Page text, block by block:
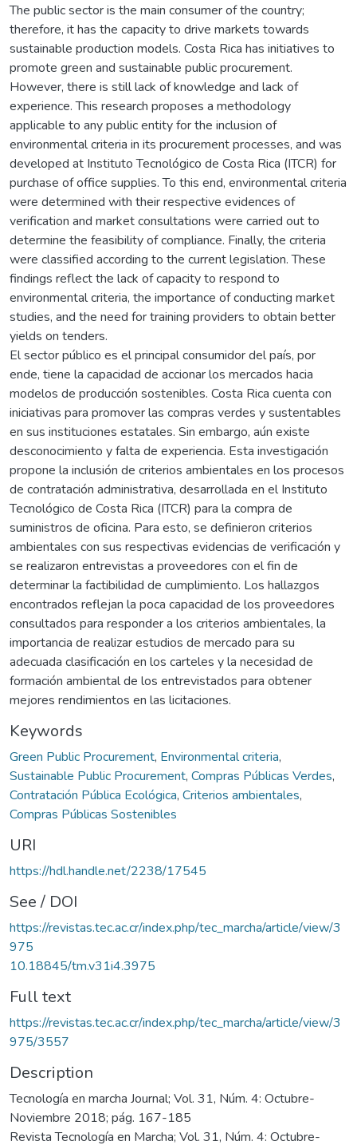
The public sector is the main consumer of the country;
therefore, it has the capacity to drive markets towards
sustainable production models. Costa Rica has initiatives to
promote green and sustainable public procurement.
However, there is still lack of knowledge and lack of
experience. This research proposes a methodology
applicable to any public entity for the inclusion of
environmental criteria in its procurement processes, and was
developed at Instituto Tecnológico de Costa Rica (ITCR) for
purchase of office supplies. To this end, environmental criteria
were determined with their respective evidences of
verification and market consultations were carried out to
determine the feasibility of compliance. Finally, the criteria
were classified according to the current legislation. These
findings reflect the lack of capacity to respond to
environmental criteria, the importance of conducting market
studies, and the need for training providers to obtain better
yields on tenders.
El sector público es el principal consumidor del país, por
ende, tiene la capacidad de accionar los mercados hacia
modelos de producción sostenibles. Costa Rica cuenta con
iniciativas para promover las compras verdes y sustentables
en sus instituciones estatales. Sin embargo, aún existe
desconocimiento y falta de experiencia. Esta investigación
propone la inclusión de criterios ambientales en los procesos
de contratación administrativa, desarrollada en el Instituto
Tecnológico de Costa Rica (ITCR) para la compra de
suministros de oficina. Para esto, se definieron criterios
ambientales con sus respectivas evidencias de verificación y
se realizaron entrevistas a proveedores con el fin de
determinar la factibilidad de cumplimiento. Los hallazgos
encontrados reflejan la poca capacidad de los proveedores
consultados para responder a los criterios ambientales, la
importancia de realizar estudios de mercado para su
adecuada clasificación en los carteles y la necesidad de
formación ambiental de los entrevistados para obtener
mejores rendimientos en las licitaciones.
Keywords
Green Public Procurement, Environmental criteria,
Sustainable Public Procurement, Compras Públicas Verdes,
Contratación Pública Ecológica, Criterios ambientales,
Compras Públicas Sostenibles
URI
https://hdl.handle.net/2238/17545
See / DOI
https://revistas.tec.ac.cr/index.php/tec_marcha/article/view/3
975
10.18845/tm.v31i4.3975
Full text
https://revistas.tec.ac.cr/index.php/tec_marcha/article/view/3
975/3557
Description
Tecnología en marcha Journal; Vol. 31, Núm. 4: Octubre-
Noviembre 2018; pág. 167-185
Revista Tecnología en Marcha; Vol. 31, Núm. 4: Octubre-